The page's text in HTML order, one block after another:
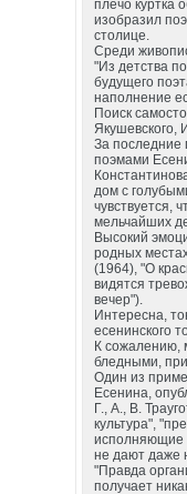
плечо куртка
изобразил
столице.
Среди
"Из детства
будущего
наполнение
Поиск
Якушевского,
За последние
поэмами
дом с
чувствуется,
мельчайших
Высокий
родных
(1964), "О
видятся
вечер").
Интересна,
есенинского
К сожалению,
бледными,
Один из
Есенина,
Г., А., В.
культура",
исполняющие
не дают даже
"Правда
получает